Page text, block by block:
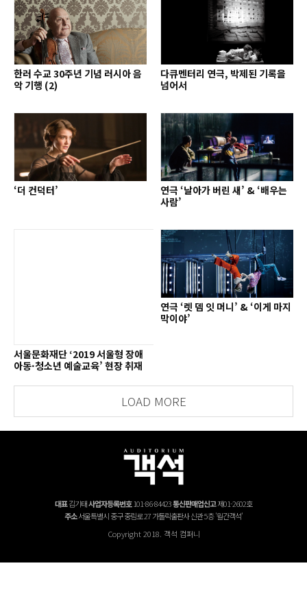
한러 수교 30주년 기념 러시아 음
악 기행 (2)
다큐멘터리 연극, 박제된 기록을
넘어서
‘더 컨덕터’
연극 ‘날아가 버린 새’ & ‘배우는
사람’
서울문화재단 ‘2019 서울형 장애
아동·청소년 예술교육’ 현장 취재
연극 ‘렛 뎀 잇 머니’ & ‘이게 마지
막이야’
LOAD MORE
대표김기태사업자등록번호101-86-84423통신판매업신고제01-2602호
주소서울특별시 중구 중림로 27 가톨릭출판사 신관 5층 '월간객석'
Copyright 2018. 객석 컴퍼니